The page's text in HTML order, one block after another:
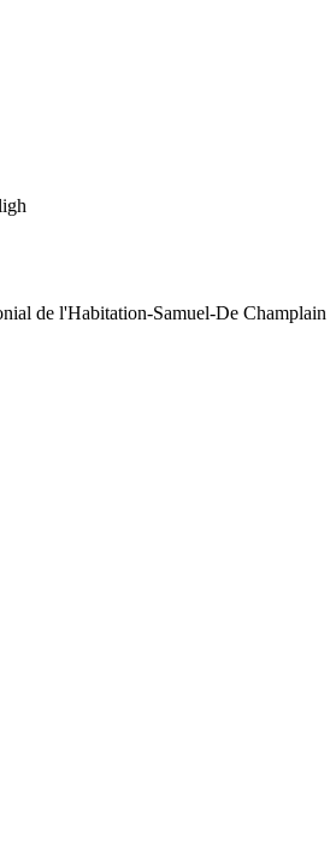
de l'Habitation-Samuel-De Champlain